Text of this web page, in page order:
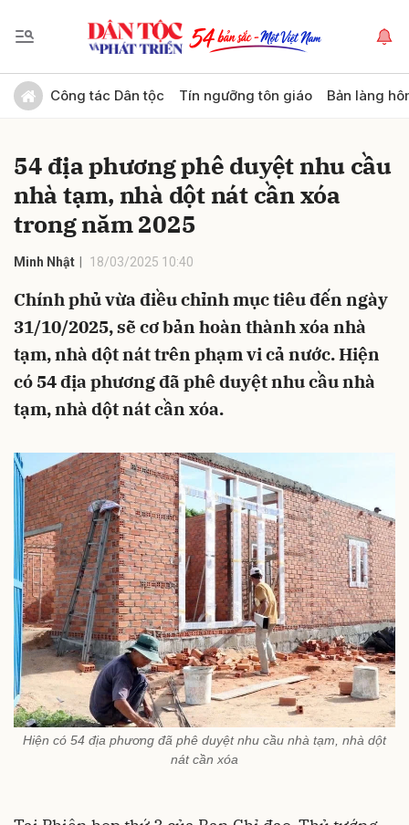
Công tác Dân tộc Tín ngưỡng tôn giáo Bản làng
54 địa phương phê duyệt nhu cầu
nhà tạm, nhà dột nát cần xóa
trong năm 2025
Minh Nhật 18/03/2025 10:40
Chính phủ vừa điều chỉnh mục tiêu đến ngày
31/10/2025, sẽ cơ bản hoàn thành xóa nhà
tạm, nhà dột nát trên phạm vi cả nước. Hiện
có 54 địa phương đã phê duyệt nhu cầu nhà
tạm, nhà dột nát cần xóa.
Hiện có 54 địa phương đã phê duyệt nhu cầu nhà tạm, nhà dột
nát cần xóa
Gửi bình luận